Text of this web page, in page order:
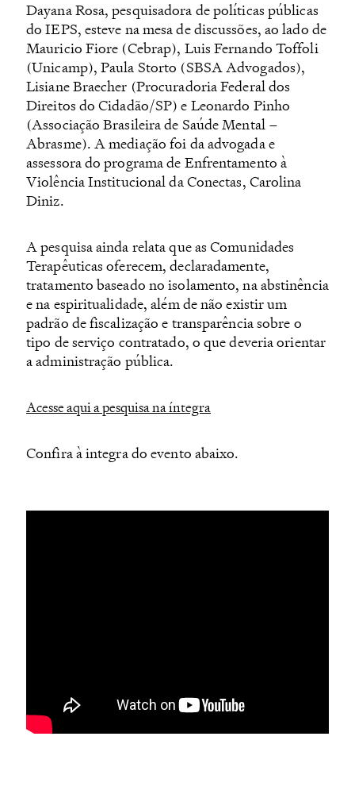
Dayana Rosa, pesquisadora de políticas públicas
do IEPS, esteve na mesa de discussões, ao lado de
Mauricio Fiore (Cebrap), Luis Fernando Toffoli
(Unicamp), Paula Storto (SBSA Advogados),
Lisiane Braecher (Procuradoria Federal dos
Direitos do Cidadão/SP) e Leonardo Pinho
(Associação Brasileira de Saúde Mental –
Abrasme). A mediação foi da advogada e
assessora do programa de Enfrentamento à
Violência Institucional da Conectas, Carolina
Diniz.
A pesquisa ainda relata que as Comunidades
Terapêuticas oferecem, declaradamente,
tratamento baseado no isolamento, na abstinência
e na espiritualidade, além de não existir um
padrão de fiscalização e transparência sobre o
tipo de serviço contratado, o que deveria orientar
a administração pública.
Acesse aqui a pesquisa na íntegra
Confira à integra do evento abaixo.